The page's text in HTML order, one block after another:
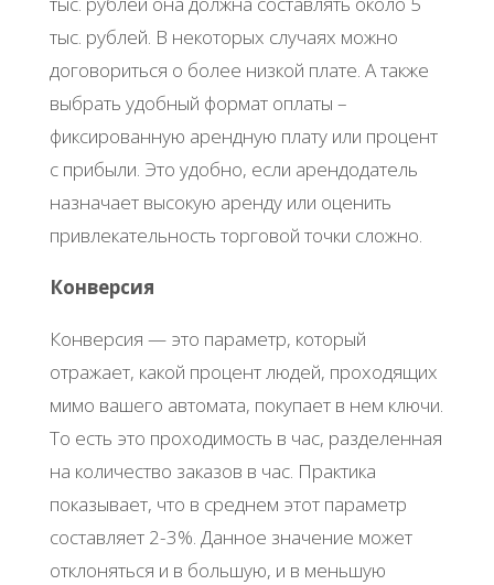
тыс. рублей. В некоторых случаях можно
договориться о более низкой плате. А также
выбрать удобный формат оплаты –
фиксированную арендную плату или процент
с прибыли. Это удобно, если арендодатель
назначает высокую аренду или оценить
привлекательность торговой точки сложно.
Конверсия
Конверсия — это параметр, который
отражает, какой процент людей, проходящих
мимо вашего автомата, покупает в нем ключи.
То есть это проходимость в час, разделенная
на количество заказов в час. Практика
показывает, что в среднем этот параметр
составляет 2-3%. Данное значение может
отклоняться и в большую, и в меньшую